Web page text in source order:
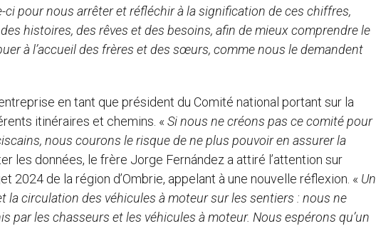
pour nous arrêter et réfléchir à la signification de ces chiffres,
histoires, des rêves et des besoins, afin de mieux comprendre le
à l’accueil des frères et des sœurs, comme nous le demandent
en tant que président du Comité national portant sur la
itinéraires et chemins. « Si nous ne créons pas ce comité pour
nous courons le risque de ne plus pouvoir en assurer la
les données, le frère Jorge Fernández a attiré l’attention sur
2024 de la région d’Ombrie, appelant à une nouvelle réflexion. « Un
circulation des véhicules à moteur sur les sentiers : nous ne
par les chasseurs et les véhicules à moteur. Nous espérons qu’un